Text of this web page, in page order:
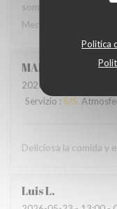
Politica
sommes régalés
Merci à l'accueil ainsi
MARCELA
2026-05-24
Servizio : 5/5
Deliciosa la comida y
LuisL